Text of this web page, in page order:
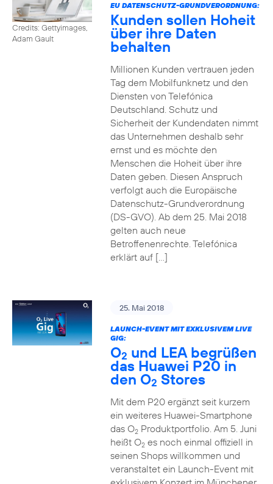
Credits: Gettyimages,
Adam Gault
EU DATENSCHUTZ-GRUNDVERORDNUNG:
Kunden sollen Hoheit
über ihre Daten
behalten
Millionen Kunden vertrauen jeden
Tag dem Mobilfunknetz und den
Diensten von Telefónica
Deutschland. Schutz und
Sicherheit der Kundendaten nimmt
das Unternehmen deshalb sehr
ernst und es möchte den
Menschen die Hoheit über ihre
Daten geben. Diesen Anspruch
verfolgt auch die Europäische
Datenschutz-Grundverordnung
(DS-GVO). Ab dem 25. Mai 2018
gelten auch neue
Betroffenenrechte. Telefónica
erklärt auf […]
25. Mai 2018
LAUNCH-EVENT MIT EXKLUSIVEM LIVE
GIG:
O2 und LEA begrüßen
das Huawei P20 in
den O2 Stores
Mit dem P20 ergänzt seit kurzem
ein weiteres Huawei-Smartphone
das O2Produktportfolio. Am 5. Juni
heißt O2es noch einmal offiziell in
seinen Shops willkommen und
veranstaltet ein Launch-Event mit